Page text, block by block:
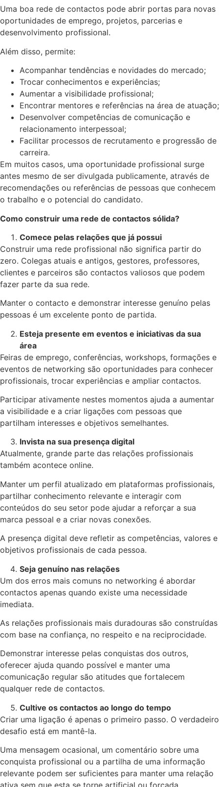
Uma boa rede de contactos pode abrir portas para novas
oportunidades de emprego, projetos, parcerias e
desenvolvimento profissional.
Além disso, permite:
Acompanhar tendências e novidades do mercado;
Trocar conhecimentos e experiências;
Aumentar a visibilidade profissional;
Encontrar mentores e referências na área de atuação;
Desenvolver competências de comunicação e
relacionamento interpessoal;
Facilitar processos de recrutamento e progressão de
carreira.
Em muitos casos, uma oportunidade profissional surge
antes mesmo de ser divulgada publicamente, através de
recomendações ou referências de pessoas que conhecem
o trabalho e o potencial do candidato.
Como construir uma rede de contactos sólida?
Comece pelas relações que já possui
Construir uma rede profissional não significa partir do
zero. Colegas atuais e antigos, gestores, professores,
clientes e parceiros são contactos valiosos que podem
fazer parte da sua rede.
Manter o contacto e demonstrar interesse genuíno pelas
pessoas é um excelente ponto de partida.
Esteja presente em eventos e iniciativas da sua
área
Feiras de emprego, conferências, workshops, formações e
eventos de networking são oportunidades para conhecer
profissionais, trocar experiências e ampliar contactos.
Participar ativamente nestes momentos ajuda a aumentar
a visibilidade e a criar ligações com pessoas que
partilham interesses e objetivos semelhantes.
Invista na sua presença digital
Atualmente, grande parte das relações profissionais
também acontece online.
Manter um perfil atualizado em plataformas profissionais,
partilhar conhecimento relevante e interagir com
conteúdos do seu setor pode ajudar a reforçar a sua
marca pessoal e a criar novas conexões.
A presença digital deve refletir as competências, valores e
objetivos profissionais de cada pessoa.
Seja genuíno nas relações
Um dos erros mais comuns no networking é abordar
contactos apenas quando existe uma necessidade
imediata.
As relações profissionais mais duradouras são construídas
com base na confiança, no respeito e na reciprocidade.
Demonstrar interesse pelas conquistas dos outros,
oferecer ajuda quando possível e manter uma
comunicação regular são atitudes que fortalecem
qualquer rede de contactos.
Cultive os contactos ao longo do tempo
Criar uma ligação é apenas o primeiro passo. O verdadeiro
desafio está em mantê-la.
Uma mensagem ocasional, um comentário sobre uma
conquista profissional ou a partilha de uma informação
relevante podem ser suficientes para manter uma relação